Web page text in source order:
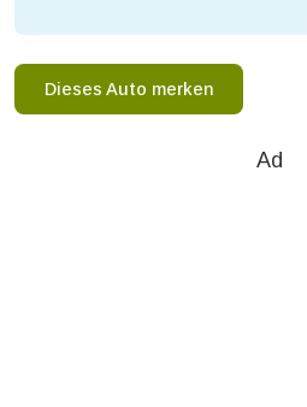
Dieses Auto merken
Ad